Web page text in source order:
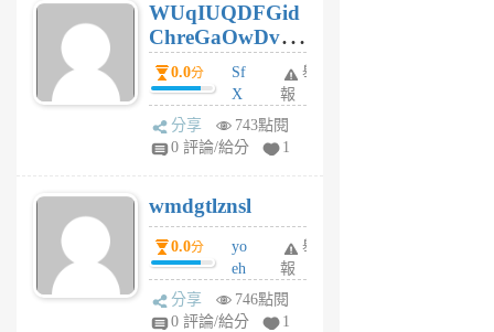
個
月
前
WUqIUQDFGid
ChreGaOwDv
dY0.0分
Sf
X
Pe
Jc
R
P
m
v
A
V
舉
報
分享
743點閱
0 評論/給分
1
wmdgtlznsl
0.0分
yo
eh
ld
gy
舉
報
分享
746點閱
0 評論/給分
1